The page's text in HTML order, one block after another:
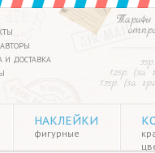
Тарифы
125р. (за
135р. (за
И ДОСТАВКА
НАКЛЕЙКИ
фигурные